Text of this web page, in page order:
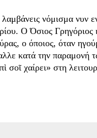
νόμισμα νυν
Ο Όσιος Γρηγόριος
ο όποιος, όταν
κατά την παραμονή
σοῖ χαίρει» στη
σοι πολλά». Και